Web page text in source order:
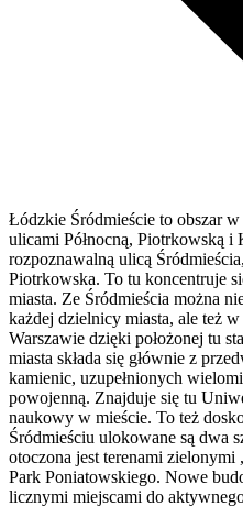
Łódzkie Śródmieście to obszar
ulicami Północną, Piotrkowską
rozpoznawalną ulicą
Piotrkowska. To tu koncentruje
miasta. Ze Śródmieścia można
każdej dzielnicy miasta, ale też
Warszawie dzięki położonej tu
miasta składa się głównie z
kamienic, uzupełnionych
powojenną. Znajduje się tu
naukowy w mieście. To też
Śródmieściu ulokowane są dwa
otoczona jest terenami
Park Poniatowskiego. Nowe
licznymi miejscami do